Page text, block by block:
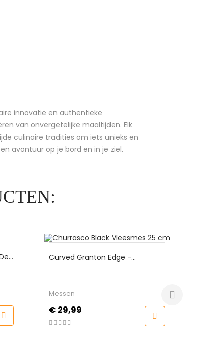
innovatie en authentieke
van onvergetelijke maaltijden. Elk
culinaire tradities om iets unieks en
avontuur op je bord en in je ziel.
Curved Granton Edge -
€ 29,99
Rubs